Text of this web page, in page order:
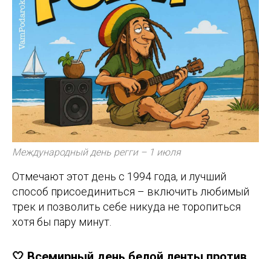
Международный день регги – 1 июля
Отмечают этот день с 1994 года, и лучший
способ присоединиться – включить любимый
трек и позволить себе никуда не торопиться
хотя бы пару минут.